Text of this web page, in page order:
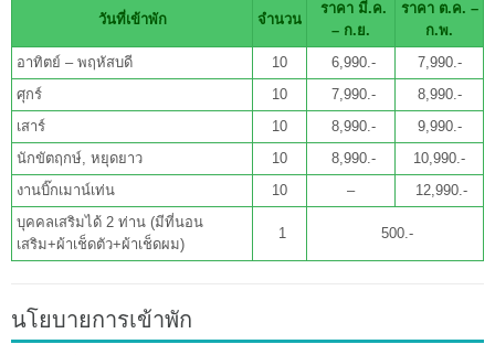
วันที่เข้าพัก จำนวน
ราคา มี.ค.
– ก.ย.
ราคา ต.ค. –
ก.พ.
อาทิตย์ – พฤหัสบดี
10 6,990.-
7,990.-
ศุกร์
10 7,990.-
8,990.-
เสาร์
10 8,990.-
9,990.-
นักขัตฤกษ์, หยุดยาว
10 8,990.-
10,990.-
งานบิ๊กเมาน์เท่น
10 –
12,990.-
บุคคลเสริมได้ 2 ท่าน (มีที่นอน
เสริม+ผ้าเช็ดตัว+ผ้าเช็ดผม)
1 500.-
นโยบายการเข้าพัก